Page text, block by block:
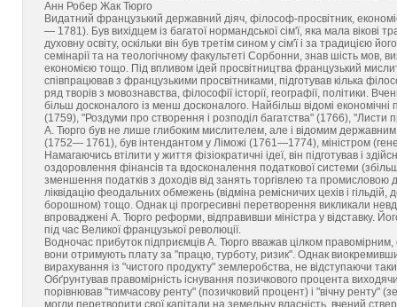
Анн Робер Жак Тюрго
Видатний французький державний діяч, філософ-просвітник,
— 1781). Був вихідцем із багатої нормандської сім'ї, яка мала вікові
духовну освіту, оскільки він був третім сином у сім'ї і за традицією
семінарії та на теологічному факультеті Сорбонни, знав шість мов,
економією тощо. Під впливом ідей просвітництва французький
співпрацював з французькими просвітниками, підготував кілька
ряд творів з мовознавства, філософії історії, географії, політики.
більш досконалого із менш досконалого. Найбільш відомі
(1759), "Роздуми про створення і розподіл багатства" (1766), "Листи
А. Тюрго був не лише глибоким мислителем, але і відомим
(1752— 1761), був інтендантом у Ліможі (1761—1774), міністром
Намагаючись втілити у життя фізіократичні ідеї, він підготував і
оздоровлення фінансів та вдосконалення податкової системи
зменшення податків з доходів від занять торгівлею та
ліквідацію феодальних обмежень (відміна ремісничих цехів і
борошном) тощо. Однак ці прогресивні перетворення викликали
впроваджені А. Тюрго реформи, відправивши міністра у відставку.
під час Великої французької революції.
Водночас прибуток підприємців А. Тюрго вважав цілком
вони отримують плату за "працю, турботу, ризик". Однак
вирахування із "чистого продукту" землеробства, не відступаючи
Обґрунтував правомірність існування позичкового процента
порівнював "тимчасову ренту" (позичковий процент) і "вічну ренту"
могли перетворити свої капітали на земельну власність, вчений